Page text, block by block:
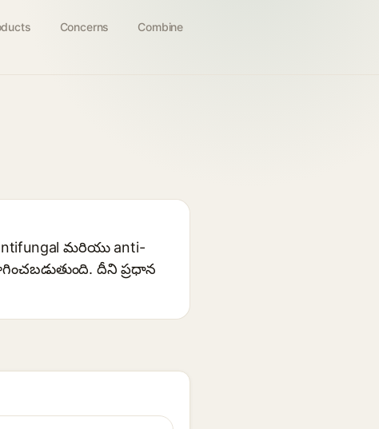
Concerns Combine
మరియు anti-
దీని ప్రధాన